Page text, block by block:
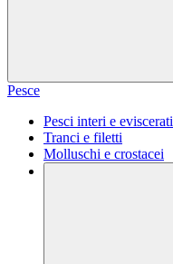
Pesce
Pesci interi e eviscerati
Tranci e filetti
Molluschi e crostacei